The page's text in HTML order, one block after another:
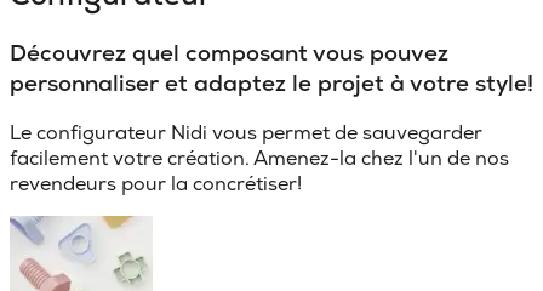
Découvrez quel composant vous pouvez
personnaliser et adaptez le projet à votre style!
Le configurateur Nidi vous permet de sauvegarder
facilement votre création. Amenez-la chez l'un de nos
revendeurs pour la concrétiser!